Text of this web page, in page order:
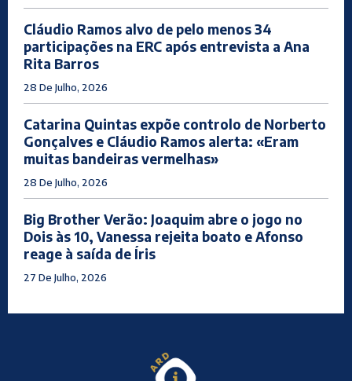
Cláudio Ramos alvo de pelo menos 34
participações na ERC após entrevista a Ana
Rita Barros
28 De Julho, 2026
Catarina Quintas expõe controlo de Norberto
Gonçalves e Cláudio Ramos alerta: «Eram
muitas bandeiras vermelhas»
28 De Julho, 2026
Big Brother Verão: Joaquim abre o jogo no
Dois às 10, Vanessa rejeita boato e Afonso
reage à saída de Íris
27 De Julho, 2026